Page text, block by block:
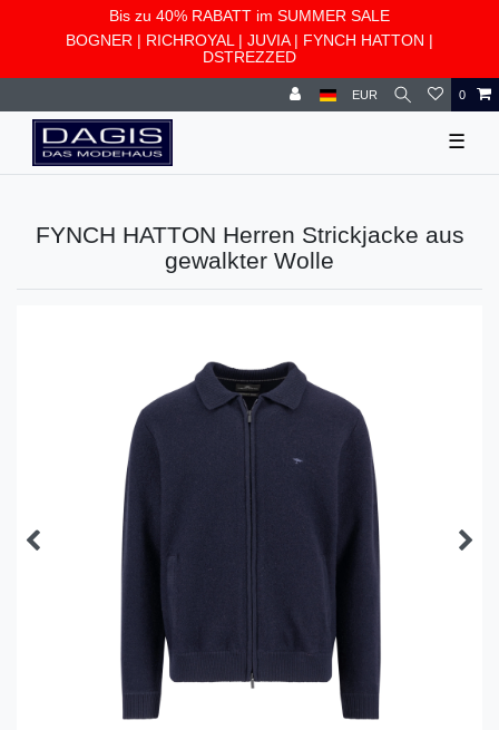
Bis zu 40% RABATT im SUMMER SALE
BOGNER | RICHROYAL | JUVIA| FYNCH HATTON |
DSTREZZED
EUR 0
☰
FYNCH HATTON Herren Strickjacke aus
gewalkter Wolle